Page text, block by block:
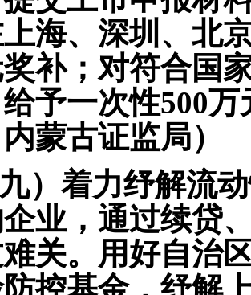
海、深圳、北
补；对符合国
予一次性500
蒙古证监局）
九）着力纾解流
业，通过续贷
关。用好自治